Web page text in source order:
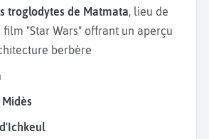
compagnie deTouaregsou une
de chameaux ou en quad pour
de sable fin à perte de vue.
marcher sur les traces de la
de
. Alors quand partez vous en
troglodytes de Matmata, lieu de
"Star Wars" offrant un aperçu
berbère